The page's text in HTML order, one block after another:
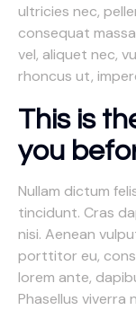
ultricies nec,
consequat
vel, aliquet nec,
rhoncus ut,
This is
you
Nullam dictum
tincidunt. Cras
nisi. Aenean
porttitor eu,
lorem ante,
Phasellus viverra